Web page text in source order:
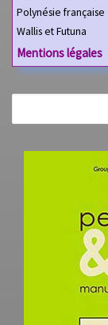
Polynésie française
Wallis et Futuna
Mentions légales